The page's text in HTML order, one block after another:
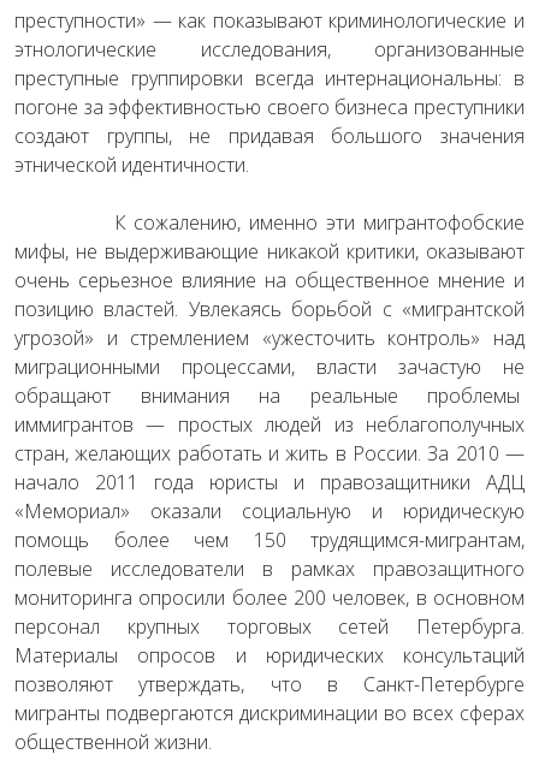
преступности» — как показывают криминологические и
этнологические исследования, организованные
преступные группировки всегда интернациональны: в
погоне за эффективностью своего бизнеса преступники
создают группы, не придавая большого значения
этнической идентичности.
К сожалению, именно эти мигрантофобские
мифы, не выдерживающие никакой критики, оказывают
очень серьезное влияние на общественное мнение и
позицию властей. Увлекаясь борьбой с «мигрантской
угрозой» и стремлением «ужесточить контроль» над
миграционными процессами, власти зачастую не
обращают внимания на реальные проблемы
иммигрантов — простых людей из неблагополучных
стран, желающих работать и жить в России. За 2010 —
начало 2011 года юристы и правозащитники АДЦ
«Мемориал» оказали социальную и юридическую
помощь более чем 150 трудящимся-мигрантам,
полевые исследователи в рамках правозащитного
мониторинга опросили более 200 человек, в основном
персонал крупных торговых сетей Петербурга.
Материалы опросов и юридических консультаций
позволяют утверждать, что в Санкт-Петербурге
мигранты подвергаются дискриминации во всех сферах
общественной жизни.